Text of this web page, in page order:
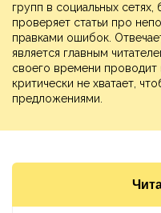
групп в социальных
проверяет статьи про
правками ошибок.
является главным
своего времени проводит
критически не хватает,
предложениями.